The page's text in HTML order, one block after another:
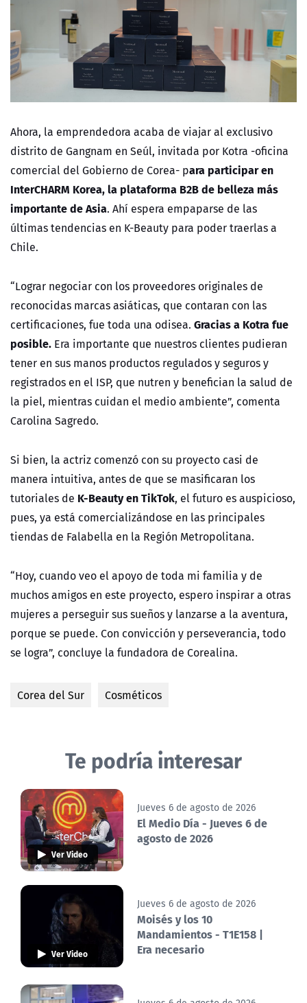
Ahora, la emprendedora acaba de viajar al exclusivo
distrito de Gangnam en Seúl, invitada por Kotra -oficina
comercial del Gobierno de Corea- para participar en
InterCHARM Korea, la plataforma B2B de belleza más
importante de Asia. Ahí espera empaparse de las
últimas tendencias en K-Beauty para poder traerlas a
Chile.
“Lograr negociar con los proveedores originales de
reconocidas marcas asiáticas, que contaran con las
certificaciones, fue toda una odisea. Gracias a Kotra fue
posible. Era importante que nuestros clientes pudieran
tener en sus manos productos regulados y seguros y
registrados en el ISP, que nutren y benefician la salud de
la piel, mientras cuidan el medio ambiente”, comenta
Carolina Sagredo.
Si bien, la actriz comenzó con su proyecto casi de
manera intuitiva, antes de que se masificaran los
tutoriales de K-Beauty en TikTok, el futuro es auspicioso,
pues, ya está comercializándose en las principales
tiendas de Falabella en la Región Metropolitana.
“Hoy, cuando veo el apoyo de toda mi familia y de
muchos amigos en este proyecto, espero inspirar a otras
mujeres a perseguir sus sueños y lanzarse a la aventura,
porque se puede. Con convicción y perseverancia, todo
se logra”, concluye la fundadora de Corealina.
Corea del Sur Cosméticos
Te podría interesar
Ver Video
Jueves 6 de agosto de 2026
El Medio Día - Jueves 6 de
agosto de 2026
Ver Video
Jueves 6 de agosto de 2026
Moisés y los 10
Mandamientos - T1E158 |
Era necesario